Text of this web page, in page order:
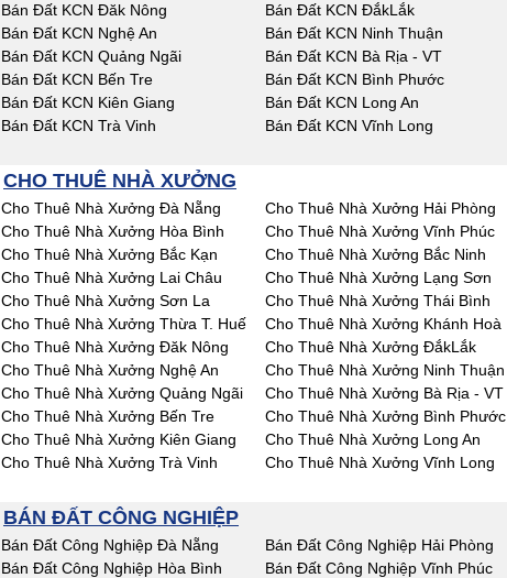
Bán Đất KCN Đăk Nông Bán Đất KCN ĐắkLắk
Bán Đất KCN Nghệ An Bán Đất KCN Ninh Thuận
Bán Đất KCN Quảng Ngãi Bán Đất KCN Bà Rịa - VT
Bán Đất KCN Bến Tre Bán Đất KCN Bình Phước
Bán Đất KCN Kiên Giang Bán Đất KCN Long An
Bán Đất KCN Trà Vinh Bán Đất KCN Vĩnh Long
CHO THUÊ NHÀ XƯỞNG
Cho Thuê Nhà Xưởng Đà Nẵng Cho Thuê Nhà Xưởng Hải Phòng
Cho Thuê Nhà Xưởng Hòa Bình Cho Thuê Nhà Xưởng Vĩnh Phúc
Cho Thuê Nhà Xưởng Bắc Kạn Cho Thuê Nhà Xưởng Bắc Ninh
Cho Thuê Nhà Xưởng Lai Châu Cho Thuê Nhà Xưởng Lạng Sơn
Cho Thuê Nhà Xưởng Sơn La Cho Thuê Nhà Xưởng Thái Bình
Cho Thuê Nhà Xưởng Thừa T. Huế Cho Thuê Nhà Xưởng Khánh Hoà
Cho Thuê Nhà Xưởng Đăk Nông Cho Thuê Nhà Xưởng ĐắkLắk
Cho Thuê Nhà Xưởng Nghệ An Cho Thuê Nhà Xưởng Ninh Thuận
Cho Thuê Nhà Xưởng Quảng Ngãi Cho Thuê Nhà Xưởng Bà Rịa - VT
Cho Thuê Nhà Xưởng Bến Tre Cho Thuê Nhà Xưởng Bình Phước
Cho Thuê Nhà Xưởng Kiên Giang Cho Thuê Nhà Xưởng Long An
Cho Thuê Nhà Xưởng Trà Vinh Cho Thuê Nhà Xưởng Vĩnh Long
BÁN ĐẤT CÔNG NGHIỆP
Bán Đất Công Nghiệp Đà Nẵng Bán Đất Công Nghiệp Hải Phòng
Bán Đất Công Nghiệp Hòa Bình Bán Đất Công Nghiệp Vĩnh Phúc